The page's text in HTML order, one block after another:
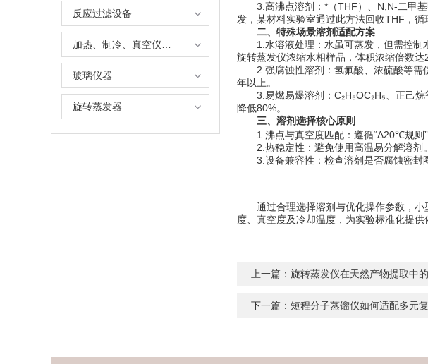
反应过滤设备
玻璃仪器
旋转蒸发器
3.高沸点溶剂：*（THF）、N,N-二甲基
发，某材料实验室通过此方法回收THF，循
二、特殊场景溶剂适配方案
1.水溶液处理：水虽可蒸发，但需控制
旋转蒸发仪浓缩水相样品，体积浓缩倍数达
2.强腐蚀性溶剂：氢氟酸、浓硫酸等需
年以上。
3.易燃易爆溶剂：C₂H₅OC₂H₅、正己烷
降低80%。
三、溶剂选择核心原则
1.沸点与真空度匹配：遵循“Δ20℃规则”
2.热稳定性：避免使用高温易分解溶剂
3.设备兼容性：检查溶剂是否腐蚀密封
通过合理选择溶剂与优化操作参数，小
度、真空度及冷却温度，为实验标准化提供
上一篇： 旋转蒸发仪在天然产物提取中
下一篇： 短程分子蒸馏仪如何适配多元